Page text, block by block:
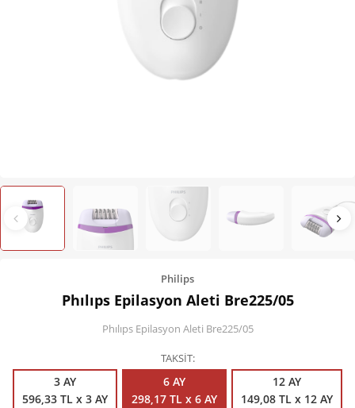
Kişisel Bakım
Ev Tekstili
Isıtma ve Soğutma
Philips
Phılıps Epilasyon Aleti Bre225/05
Phılıps Epilasyon Aleti Bre225/05
TAKSİT
3 AY
596,33 TL x 3 AY
6 AY
298,17 TL x 6 AY
12 AY
149,08 TL x 12 AY